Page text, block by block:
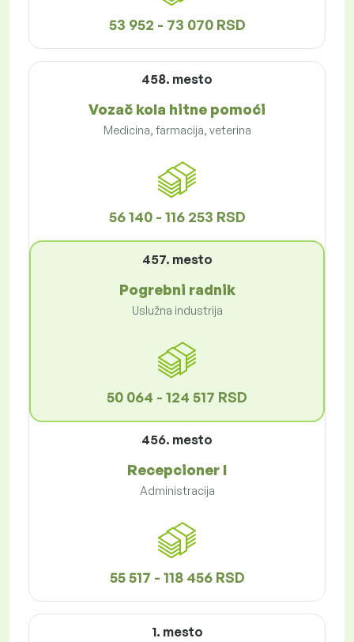
53 952 - 73 070 RSD
458. mesto
Vozač kola hitne pomoći
Medicina, farmacija, veterina
56 140 - 116 253 RSD
457. mesto
Pogrebni radnik
Uslužna industrija
50 064 - 124 517 RSD
456. mesto
Recepcioner I
Administracija
55 517 - 118 456 RSD
1. mesto